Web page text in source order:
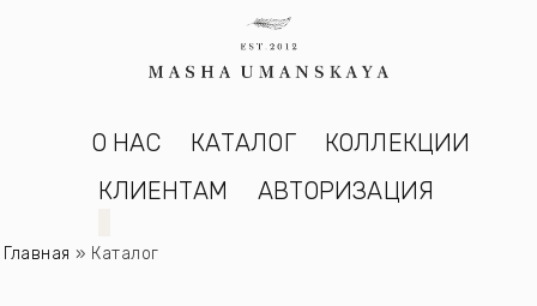
О НАС КАТАЛОГ
КОЛЛЕКЦИИ
КЛИЕНТАМ
АВТОРИЗАЦИЯ
Главная » Каталог